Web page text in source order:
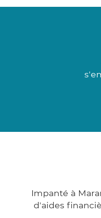
Impanté à
d'aides